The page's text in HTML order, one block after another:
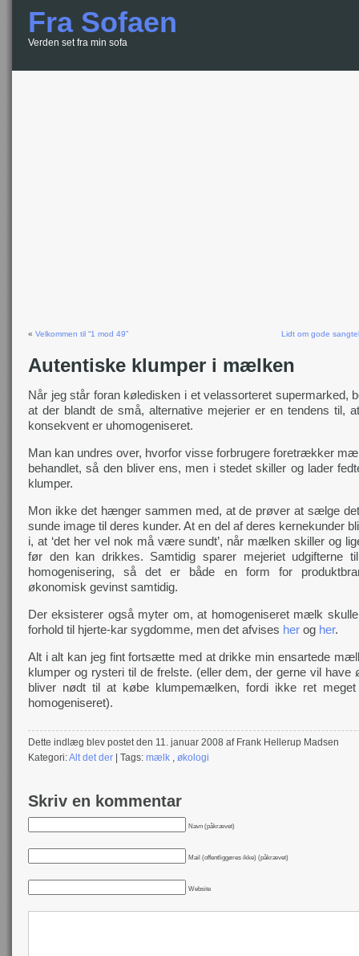
Fra Sofaen
Verden set fra min sofa
« Velkommen til “1 mod 49” Lidt om gode
Autentiske klumper i mælken
Når jeg står foran køledisken i et velassorteret supermarked,
at der blandt de små, alternative mejerier er en tendens til,
konsekvent er uhomogeniseret.
Man kan undres over, hvorfor visse forbrugere foretrækker
behandlet, så den bliver ens, men i stedet skiller og lader
klumper.
Mon ikke det hænger sammen med, at de prøver at sælge
sunde image til deres kunder. At en del af deres kernekunder
i, at ‘det her vel nok må være sundt’, når mælken skiller og
før den kan drikkes. Samtidig sparer mejeriet udgifterne
homogenisering, så det er både en form for
økonomisk gevinst samtidig.
Der eksisterer også myter om, at homogeniseret mælk
forhold til hjerte-kar sygdomme, men det afvises her og her.
Alt i alt kan jeg fint fortsætte med at drikke min ensartede
klumper og rysteri til de frelste. (eller dem, der gerne vil
bliver nødt til at købe klumpemælken, fordi ikke ret
homogeniseret).
Dette indlæg blev postet den 11. januar 2008 af Frank Hellerup Madsen
Kategori:Alt det der | Tags: mælk , økologi
Skriv en kommentar
Navn (påkrævet)
Mail (offentliggøres ikke) (påkrævet)
Website